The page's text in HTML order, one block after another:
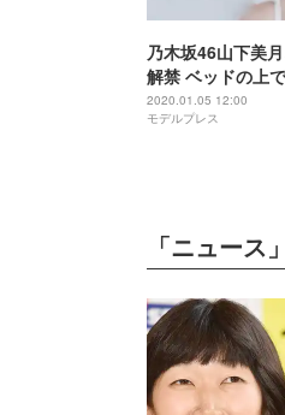
乃木坂46山下美
解禁 ベッドの上
れられない人」先
2020.01.05 12:00
モデルプレス
「ニュー